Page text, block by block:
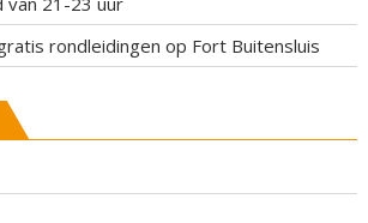
rondleidingen op Fort Buitensluis